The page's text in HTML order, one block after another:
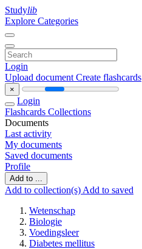
Studylib
Explore Categories
Login
Upload document Create flashcards
×
Login
Flashcards Collections
Documents
Last activity
My documents
Saved documents
Profile
Add to ...
Add to collection(s) Add to saved
Wetenschap
Biologie
Voedingsleer
Diabetes mellitus